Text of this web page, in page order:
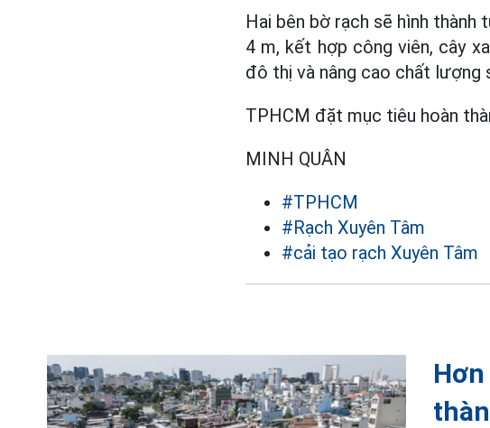
Hai bên bờ rạch sẽ hình thành
4 m, kết hợp công viên, cây
đô thị và nâng cao chất lượng
TPHCM đặt mục tiêu hoàn
MINH QUÂN
#TPHCM
#Rạch Xuyên Tâm
#cải tạo rạch Xuyên Tâm